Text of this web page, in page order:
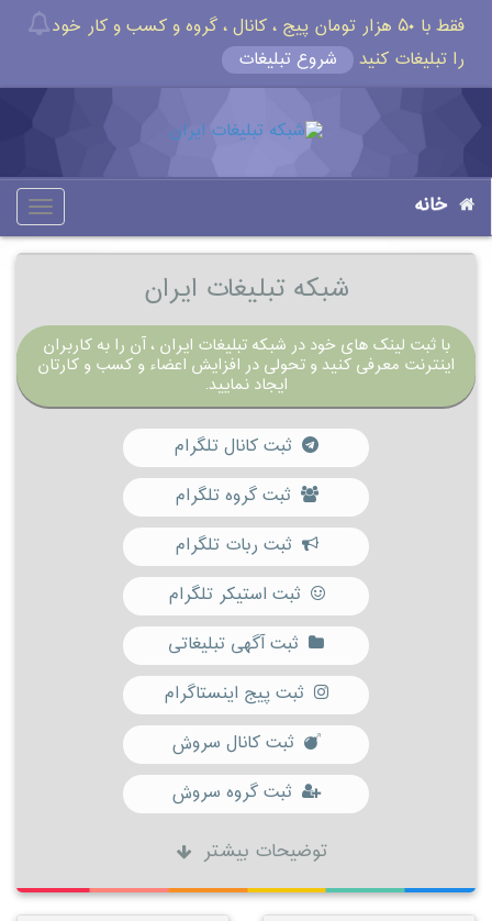
فقط با ۵۰ هزار تومان پیج ، کانال ، گروه و کسب و کار خود
را تبلیغات کنید
شروع تبلیغات
خانه
شبکه تبلیغات ایران
با ثبت لینک های خود در شبکه تبلیغات ایران ، آن را به کاربران
اینترنت معرفی کنید و تحولی در افزایش اعضاء و کسب و کارتان
ایجاد نمایید.
ثبت کانال تلگرام
ثبت گروه تلگرام
ثبت ربات تلگرام
ثبت استیکر تلگرام
ثبت آگهی تبلیغاتی
ثبت پیج اینستاگرام
ثبت کانال سروش
ثبت گروه سروش
توضیحات بیشتر